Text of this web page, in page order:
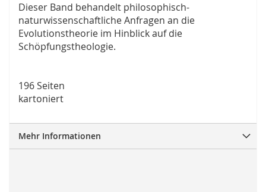
Dieser Band behandelt philosophisch-
naturwissenschaftliche Anfragen an die
Evolutionstheorie im Hinblick auf die
Schöpfungstheologie.
196 Seiten
kartoniert
Mehr Informationen